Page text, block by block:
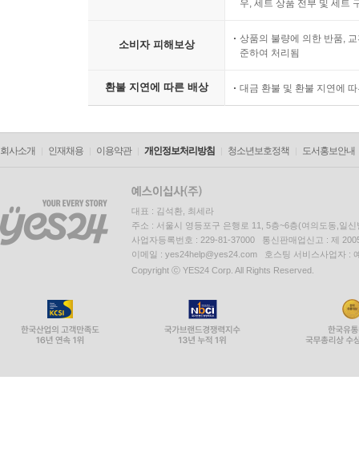
우, 세트 상품 전부 및 세트
소비자 피해보상
상품의 불량에 의한 반품,
준하여 처리됨
환불 지연에 따른 배상 대금 환불 및 환불 지연에
회사소개 인재채용 이용약관 개인정보처리방침 청소년보호정책 도서홍보안내
대표 : 김석환, 최세라
주소 : 서울시 영등포구 은행로 11, 5층~6층(여의도동,일신
사업자등록번호 : 229-81-37000 통신판매업신고 : 제
이메일 : yes24help@yes24.com 호스팅 서비스사업자 :
Copyright ⓒ YES24 Corp. All Rights Reserved.